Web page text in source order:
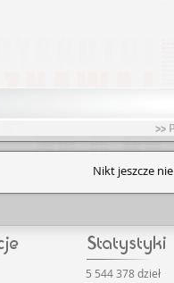
>>
Nikt jeszcze
5 544 378 dzieł